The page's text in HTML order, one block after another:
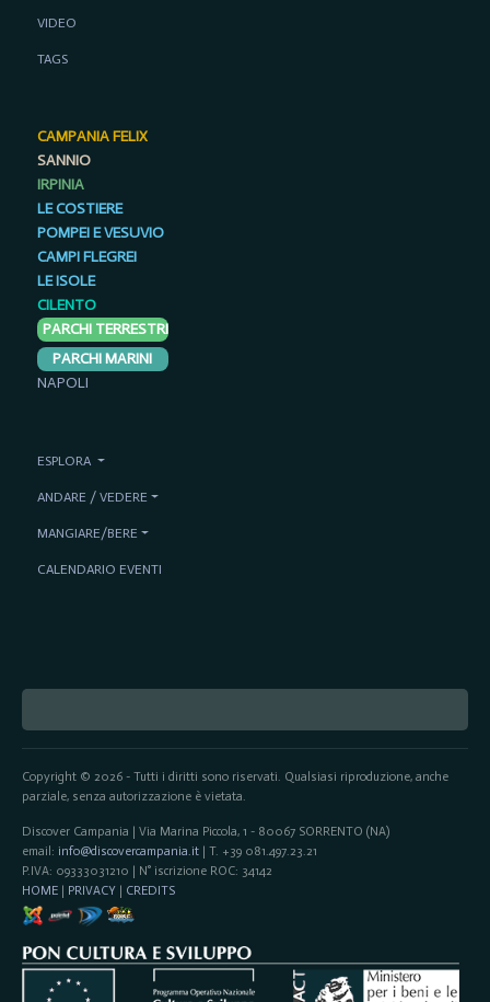
Copyright © 2026 - Tutti i diritti sono riservati. Qualsiasi riproduzione, anche
parziale, senza autorizzazione è vietata.
Discover Campania | Via Marina Piccola, 1 - 80067 SORRENTO (NA)
email: info@discovercampania.it| T. +39 081.497.23.21
P.IVA: 09333031210 | N° iscrizione ROC: 34142
HOME| PRIVACY | CREDITS
VIDEO
TAGS
CAMPANIA FELIX
SANNIO
IRPINIA
LE COSTIERE
POMPEI E VESUVIO
CAMPI FLEGREI
LE ISOLE
CILENTO
PARCHI TERRESTRI
PARCHI MARINI
NAPOLI
ESPLORA
ANDARE / VEDERE
MANGIARE/BERE
CALENDARIO EVENTI